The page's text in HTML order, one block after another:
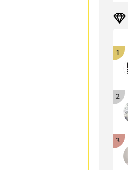
1
2
3